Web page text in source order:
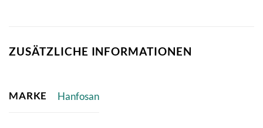
ZUSÄTZLICHE INFORMATIONEN
MARKE Hanfosan